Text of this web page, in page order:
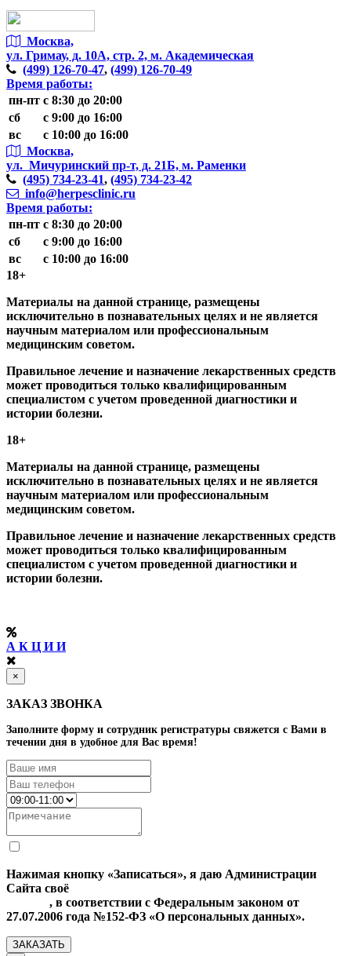
Москва,
ул. Гримау, д. 10А, стр. 2, м. Академическая
(499) 126-70-47, (499) 126-70-49
Время работы:
пн-пт с 8:30 до 20:00
сб
с 9:00 до 16:00
вс
с 10:00 до 16:00
Москва,
ул. Мичуринский пр-т, д. 21Б, м. Раменки
(495) 734-23-41, (495) 734-23-42
info@herpesclinic.ru
Время работы:
пн-пт с 8:30 до 20:00
сб
с 9:00 до 16:00
вс
с 10:00 до 16:00
18+
Материалы на данной странице, размещены
исключительно в познавательных целях и не является
научным материалом или профессиональным
медицинским советом.
Правильное лечение и назначение лекарственных средств
может проводиться только квалифицированным
специалистом с учетом проведенной диагностики и
истории болезни.
18+
Материалы на данной странице, размещены
исключительно в познавательных целях и не является
научным материалом или профессиональным
медицинским советом.
Правильное лечение и назначение лекарственных средств
может проводиться только квалифицированным
специалистом с учетом проведенной диагностики и
истории болезни.
А К Ц И И
×
ЗАКАЗ ЗВОНКА
Заполните форму и сотрудник регистратуры свяжется с Вами в
течении дня в удобное для Вас время!
Нажимая кнопку «Записаться», я даю Администрации
Сайта своё
, в соответствии с Федеральным законом от
27.07.2006 года №152-ФЗ «О персональных данных».
ЗАКАЗАТЬ